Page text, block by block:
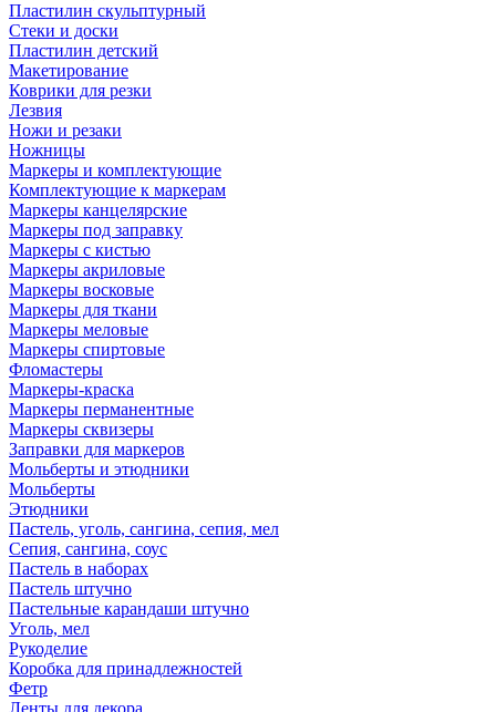
Пластилин скульптурный
Стеки и доски
Пластилин детский
Макетирование
Коврики для резки
Лезвия
Ножи и резаки
Ножницы
Маркеры и комплектующие
Комплектующие к маркерам
Маркеры канцелярские
Маркеры под заправку
Маркеры с кистью
Маркеры акриловые
Маркеры восковые
Маркеры для ткани
Маркеры меловые
Маркеры спиртовые
Фломастеры
Маркеры-краска
Маркеры перманентные
Маркеры сквизеры
Заправки для маркеров
Мольберты и этюдники
Мольберты
Этюдники
Пастель, уголь, сангина, сепия, мел
Сепия, сангина, соус
Пастель в наборах
Пастель штучно
Пастельные карандаши штучно
Уголь, мел
Рукоделие
Коробка для принадлежностей
Фетр
Ленты для декора